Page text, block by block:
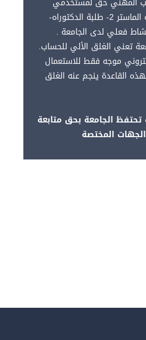
الجامعة (أساتذة -طلبة الماستر 2- طلبة الدكتوراه-
فعلي لدى الجامعة .
تعني الغلق الألي للحساب.
الإلكتروني موجه فقط للاستعمال
القاعدة ينجم عنه الغلق
الجامعة بحق متابعة
المختصة